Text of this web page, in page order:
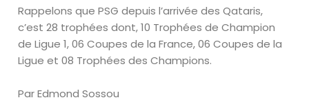
Rappelons que PSG depuis l’arrivée des Qataris,
c’est 28 trophées dont, 10 Trophées de Champion
de Ligue 1, 06 Coupes de la France, 06 Coupes de la
Ligue et 08 Trophées des Champions.
Par Edmond Sossou